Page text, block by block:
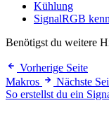
Kühlung
SignalRGB
Benötigst du weitere
Vorherige Seite
Makros
Nächste
So erstellst du ein